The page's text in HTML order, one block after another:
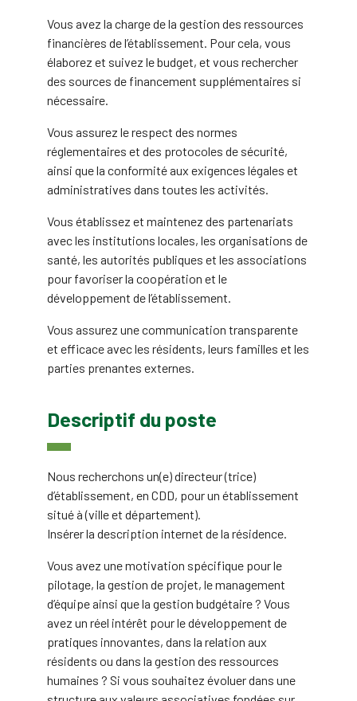
Vous avez la charge de la gestion des ressources
financières de l’établissement. Pour cela, vous
élaborez et suivez le budget, et vous rechercher
des sources de financement supplémentaires si
nécessaire.
Vous assurez le respect des normes
réglementaires et des protocoles de sécurité,
ainsi que la conformité aux exigences légales et
administratives dans toutes les activités.
Vous établissez et maintenez des partenariats
avec les institutions locales, les organisations de
santé, les autorités publiques et les associations
pour favoriser la coopération et le
développement de l’établissement.
Vous assurez une communication transparente
et efficace avec les résidents, leurs familles et les
parties prenantes externes.
Descriptif du poste
Nous recherchons un(e) directeur (trice)
d’établissement, en CDD, pour un établissement
situé à (ville et département).
Insérer la description internet de la résidence.
Vous avez une motivation spécifique pour le
pilotage, la gestion de projet, le management
d’équipe ainsi que la gestion budgétaire ? Vous
avez un réel intérêt pour le développement de
pratiques innovantes, dans la relation aux
résidents ou dans la gestion des ressources
humaines ? Si vous souhaitez évoluer dans une